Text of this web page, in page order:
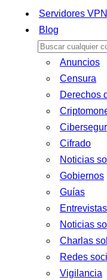
Servidores VPN
Blog
Anuncios
Censura
Derechos
Cifrado
Noticias
Gobiernos
Guías
Entrevistas
Noticias
Charlas
Redes
Vigilancia